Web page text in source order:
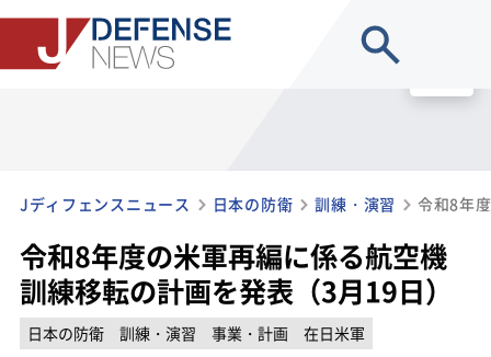
Jディフェンスニュース 日本の防衛 訓練・演習
令和8年度の米軍再編に係る航空機
訓練移転の計画を発表（3月19日）
日本の防衛 訓練・演習 事業・計画
在日米軍